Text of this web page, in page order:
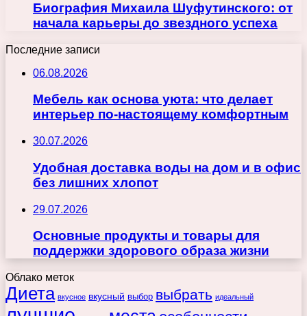
Биография Михаила Шуфутинского: от
начала карьеры до звездного успеха
Последние записи
06.08.2026
Мебель как основа уюта: что делает
интерьер по-настоящему комфортным
30.07.2026
Удобная доставка воды на дом и в офис
без лишних хлопот
29.07.2026
Основные продукты и товары для
поддержки здорового образа жизни
Облако меток
Диета вкусное вкусный выбор выбрать идеальный